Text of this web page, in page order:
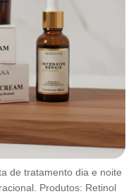
de tratamento dia e noite
Produtos: Retinol